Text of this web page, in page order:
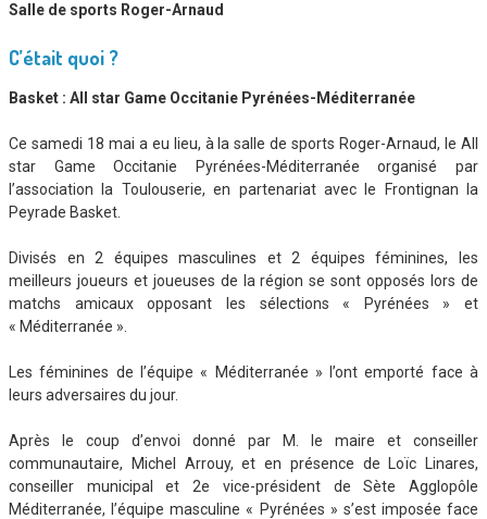
Salle de sports Roger-Arnaud
C’était quoi ?
Basket : All star Game Occitanie Pyrénées-Méditerranée
Ce samedi 18 mai a eu lieu, à la salle de sports Roger-Arnaud, le All
star Game Occitanie Pyrénées-Méditerranée organisé par
l’association la Toulouserie, en partenariat avec le Frontignan la
Peyrade Basket.
Divisés en 2 équipes masculines et 2 équipes féminines, les
meilleurs joueurs et joueuses de la région se sont opposés lors de
matchs amicaux opposant les sélections « Pyrénées » et
« Méditerranée ».
Les féminines de l’équipe « Méditerranée » l’ont emporté face à
leurs adversaires du jour.
Après le coup d’envoi donné par M. le maire et conseiller
communautaire, Michel Arrouy, et en présence de Loïc Linares,
conseiller municipal et 2e vice-président de Sète Agglopôle
Méditerranée, l’équipe masculine « Pyrénées » s’est imposée face